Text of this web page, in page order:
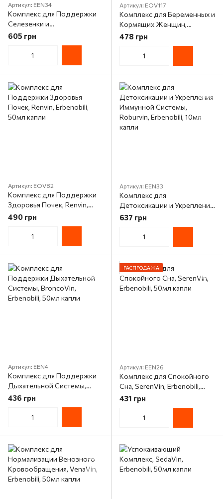
Артикул: EEN34
Комплекс для Поддержки
Селезенки и
Мочевыводящих путей,
SENEXvin, Erbenobili, 10 мл
605 грн
Артикул: EOV117
Комплекс для Беременных и
Кормящих Женщин,
Galegavin, Erbenobili, 50мл
478 грн
Артикул: EOV82
Комплекс для Поддержки
Здоровья Почек, Renvin,
Erbenobili, 50мл капли
490 грн
Артикул: EEN33
Комплекс для
Детоксикации и Укрепления
Иммунной Системы,
Roburvin, Erbenobili, 10мл
637 грн
Артикул: EEN4
Комплекс для Поддержки
Дыхательной Системы,
BroncoVin, Erbenobili, 50мл
436 грн
РАСПРОДАЖА
Артикул: EEN26
Комплекс для Спокойного
Сна, SerenVin, Erbenobili,
50мл капли
431 грн